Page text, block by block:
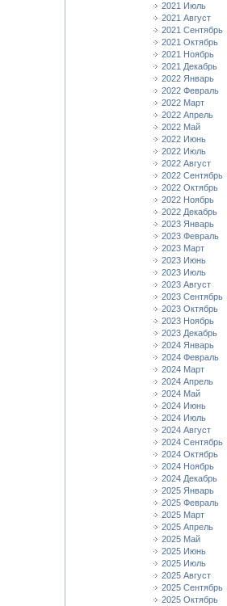
2021 Июль
2021 Август
2021 Сентябрь
2021 Октябрь
2021 Ноябрь
2021 Декабрь
2022 Январь
2022 Февраль
2022 Март
2022 Апрель
2022 Май
2022 Июнь
2022 Июль
2022 Август
2022 Сентябрь
2022 Октябрь
2022 Ноябрь
2022 Декабрь
2023 Январь
2023 Февраль
2023 Март
2023 Июнь
2023 Июль
2023 Август
2023 Сентябрь
2023 Октябрь
2023 Ноябрь
2023 Декабрь
2024 Январь
2024 Февраль
2024 Март
2024 Апрель
2024 Май
2024 Июнь
2024 Июль
2024 Август
2024 Сентябрь
2024 Октябрь
2024 Ноябрь
2024 Декабрь
2025 Январь
2025 Февраль
2025 Март
2025 Апрель
2025 Май
2025 Июнь
2025 Июль
2025 Август
2025 Сентябрь
2025 Октябрь